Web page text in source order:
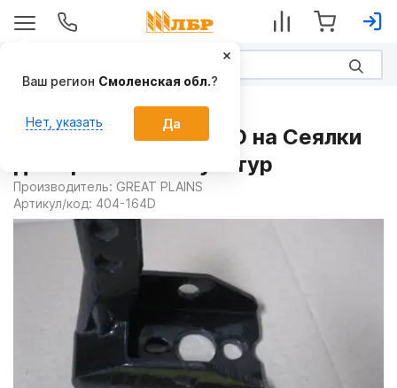
Кронштейн 404-164D на Сеялки
для пропашных культур
Производитель: GREAT PLAINS
Артикул/код: 404-164D
Ваш регион Смоленская обл.?
Нет, указать Да